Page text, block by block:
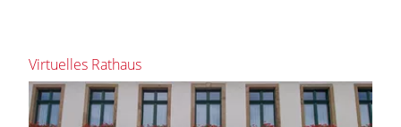
Virtuelles Rathaus